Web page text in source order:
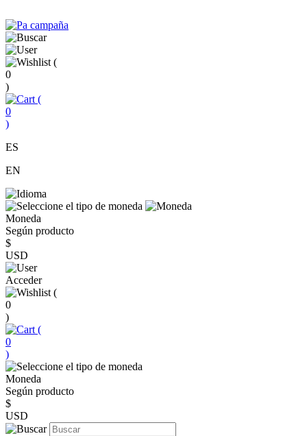
(
0
)
(
0
)
ES
EN
Moneda
Según producto
$
USD
Acceder
(
0
)
(
0
)
Moneda
Según producto
$
USD